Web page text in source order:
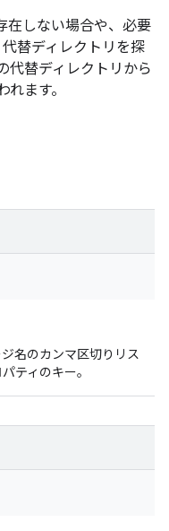
在しない場合や、必要
替ディレクトリを探
代替ディレクトリから
ます。
名のカンマ区切りリス
ティのキー。